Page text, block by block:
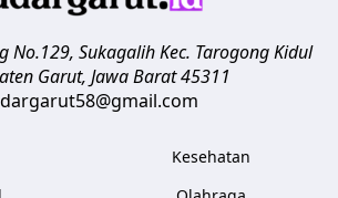
No.129, Sukagalih Kec. Tarogong Kidul
Garut, Jawa Barat45311
Kesehatan